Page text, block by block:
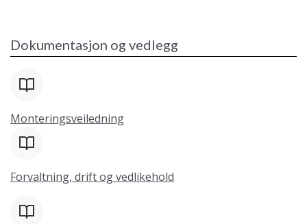
Dokumentasjon og vedlegg
Monteringsveiledning
Forvaltning, drift og vedlikehold